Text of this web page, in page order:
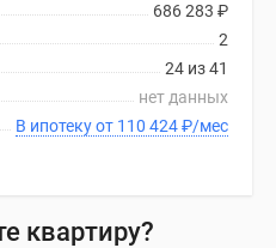
686 283 ₽
2
24 из 41
нет данных
В ипотеку от 110 424₽/мес
квартиру?